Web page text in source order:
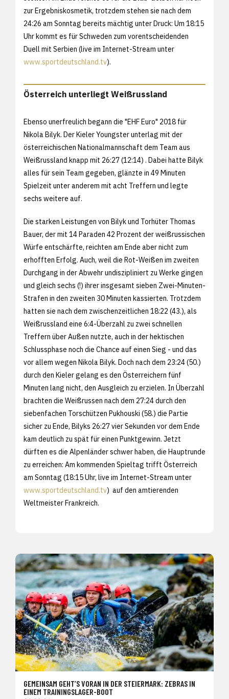
zur Ergebniskosmetik, trotzdem stehen sie nach dem
24:26 am Sonntag bereits mächtig unter Druck: Um 18:15
Uhr kommt es für Schweden zum vorentscheidenden
Duell mit Serbien (live im Internet-Stream unter
www.sportdeutschland.tv).
Österreich unterliegt Weißrussland
Ebenso unerfreulich begann die "EHF Euro" 2018 für
Nikola Bilyk. Der Kieler Youngster unterlag mit der
österreichischen Nationalmannschaft dem Team aus
Weißrussland knapp mit 26:27 (12:14) . Dabei hatte Bilyk
alles für sein Team gegeben, glänzte in 49 Minuten
Spielzeit unter anderem mit acht Treffern und legte
sechs weitere auf.
Die starken Leistungen von Bilyk und Torhüter Thomas
Bauer, der mit 14 Paraden 42 Prozent der weißrussischen
Würfe entschärfte, reichten am Ende aber nicht zum
erhofften Erfolg. Auch, weil die Rot-Weißen im zweiten
Durchgang in der Abwehr undiszipliniert zu Werke gingen
und gleich sechs (!) ihrer insgesamt sieben Zwei-Minuten-
Strafen in den zweiten 30 Minuten kassierten. Trotzdem
hatten sie nach dem zwischenzeitlichen 18:22 (43.), als
Weißrussland eine 6:4-Überzahl zu zwei schnellen
Treffern über Außen nutzte, auch in der hektischen
Schlussphase noch die Chance auf einen Sieg - und das
vor allem wegen Nikola Bilyk. Doch nach dem 23:24 (50.)
durch den Kieler gelang es den Österreichern fünf
Minuten lang nicht, den Ausgleich zu erzielen. In Überzahl
brachten die Weißrussen nach dem 27:24 durch den
siebenfachen Torschützen Pukhouski (58.) die Partie
sicher zu Ende, Bilyks 26:27 vier Sekunden vor dem Ende
kam deutlich zu spät für einen Punktgewinn. Jetzt
dürften es die Alpenländer schwer haben, die Hauptrunde
zu erreichen: Am kommenden Spieltag trifft Österreich
am Sonntag (18:15 Uhr, live im Internet-Stream unter
www.sportdeutschland.tv) auf den amtierenden
Weltmeister Frankreich.
GEMEINSAM GEHT’S VORAN IN DER STEIERMARK: ZEBRAS IN
EINEM TRAININGSLAGER-BOOT